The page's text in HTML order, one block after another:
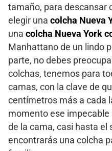
tamaño, para descansar
elegir una colcha Nueva
una colcha Nueva York
Manhattano de un lindo
parte, no debes
colchas, tenemos para
camas, con la clave de
centímetros más a cada
momento ese impecable
de la cama, casi hasta el
encontrarás una colcha